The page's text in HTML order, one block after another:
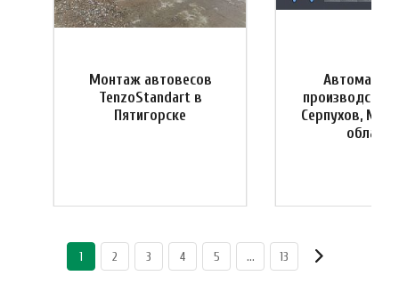
Монтаж автовесов
TenzoStandart в
Пятигорске
производства
Серпухов,
область
1 2 3 4 5 ... 13